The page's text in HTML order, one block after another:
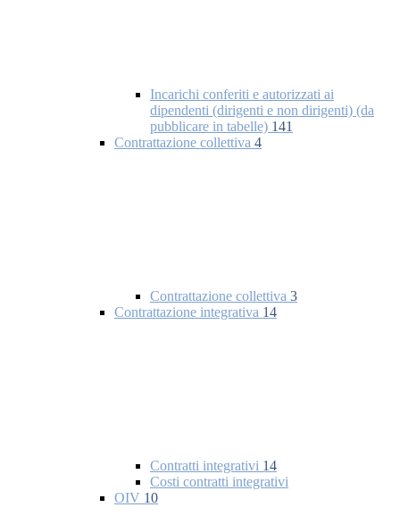
Incarichi conferiti e autorizzati ai
dipendenti (dirigenti e non dirigenti) (da
pubblicare in tabelle) 141
Contrattazione collettiva 4
Contrattazione collettiva 3
Contrattazione integrativa 14
Contratti integrativi 14
Costi contratti integrativi
OIV 10